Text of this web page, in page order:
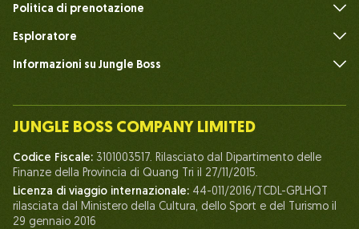
Politica di prenotazione
Esploratore
Informazioni su Jungle Boss
Il nostro team
Vita a Jungle Boss
I nostri certificati
Partenariato
JUNGLE BOSS COMPANY LIMITED
Codice Fiscale: 3101003517. Rilasciato dal Dipartimento delle
Finanze della Provincia di Quang Tri il 27/11/2015.
Licenza di viaggio internazionale: 44-011/2016/TCDL-GPLHQT
rilasciata dal Ministero della Cultura, dello Sport e del Turismo il
29 gennaio 2016